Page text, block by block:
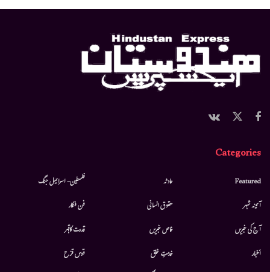
Categories
Featured
آئینہ شہر
آج کی خبریں
أخبار
حادثہ
حقوق انسانی
خاص خبریں
خدمتِ خلق
فلسطین- اسرائیل جنگ
فن فنکار
قدرت کاقہر
قوس قزح